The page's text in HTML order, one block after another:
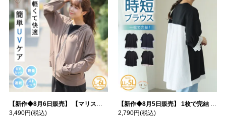
【新作◆8月6日販売】 【マリスポーツ】 運動初心者さんのための フード付き パーカー | 大きいサイズの通販ならハッピーマリリン
3,490円(税込)
【新作◆8月5日販売】 1枚で完結 袖口＆バック フハク使い トップス | 大きいサイズの通販ならハッピーマリリン
2,790円(税込)